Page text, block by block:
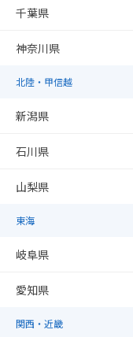
千葉県
神奈川県
北陸・甲信越
新潟県
石川県
山梨県
東海
岐阜県
愛知県
関西・近畿